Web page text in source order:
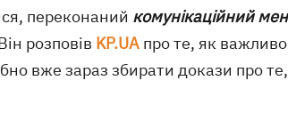
переконаний комунікаційний
розповів KP.UA про те, як
вже зараз збирати докази про